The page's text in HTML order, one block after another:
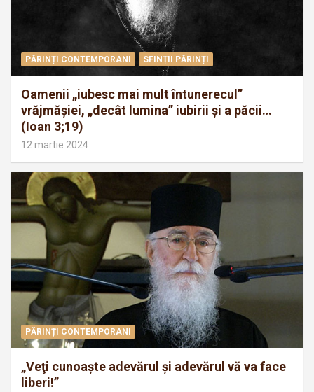
PĂRINȚI CONTEMPORANI SFINȚII PĂRINȚI
Oamenii „iubesc mai mult întunerecul”
vrăjmăşiei, „decât lumina” iubirii şi a păcii…
(Ioan 3;19)
12 martie 2024
PĂRINȚI CONTEMPORANI
„Veţi cunoaşte adevărul şi adevărul vă va face
liberi!”